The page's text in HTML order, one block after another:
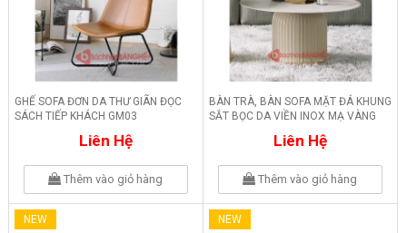
GHẾ SOFA ĐƠN DA THƯ GIÃN ĐỌC
SÁCH TIẾP KHÁCH GM03
Liên Hệ
Thêm vào giỏ hàng
BÀN TRÀ, BÀN SOFA MẶT ĐÁ KHUNG
SẮT BỌC DA VIỀN INOX MẠ VÀNG
Liên Hệ
Thêm vào giỏ hàng
NEW NEW